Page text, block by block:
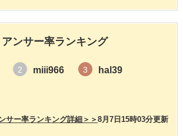
ンサー率ランキング
2 miii966 3 hal39
8月7日15時03分更新
サー率ランキング詳細＞＞